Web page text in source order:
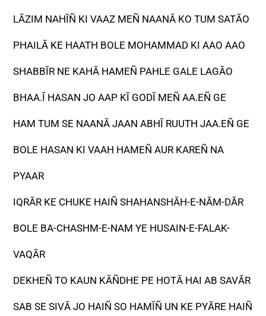
LĀZIM NAHĪÑ KI VAAZ MEÑ NAANĀ KO TUM SATĀO
PHAILĀ KE HAATH BOLE MOHAMMAD KI AAO AAO
SHABBĪR NE KAHĀ HAMEÑ PAHLE GALE LAGĀO
BHAA.Ī HASAN JO AAP KĪ GODĪ MEÑ AA.EÑ GE
HAM TUM SE NAANĀ JAAN ABHĪ RUUTH JAA.EÑ GE
BOLE HASAN KI VAAH HAMEÑ AUR KAREÑ NA
PYAAR
IQRĀR KE CHUKE HAIÑ SHAHANSHĀH-E-NĀM-DĀR
BOLE BA-CHASHM-E-NAM YE HUSAIN-E-FALAK-
VAQĀR
DEKHEÑ TO KAUN KĀÑDHE PE HOTĀ HAI AB SAVĀR
SAB SE SIVĀ JO HAIÑ SO HAMĪÑ UN KE PYĀRE HAIÑ